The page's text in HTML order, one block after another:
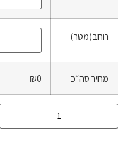
רוחב(מטר)
מחיר סה״כ ₪0